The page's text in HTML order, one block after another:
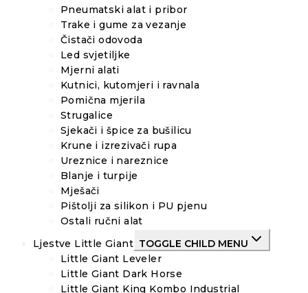
Pneumatski alat i pribor
Trake i gume za vezanje
Čistači odovoda
Led svjetiljke
Mjerni alati
Kutnici, kutomjeri i ravnala
Pomična mjerila
Strugalice
Sjekači i špice za bušilicu
Krune i izrezivači rupa
Ureznice i nareznice
Blanje i turpije
Mješači
Pištolji za silikon i PU pjenu
Ostali ručni alat
Ljestve Little Giant TOGGLE CHILD MENU
Little Giant Leveler
Little Giant Dark Horse
Little Giant King Kombo Industrial